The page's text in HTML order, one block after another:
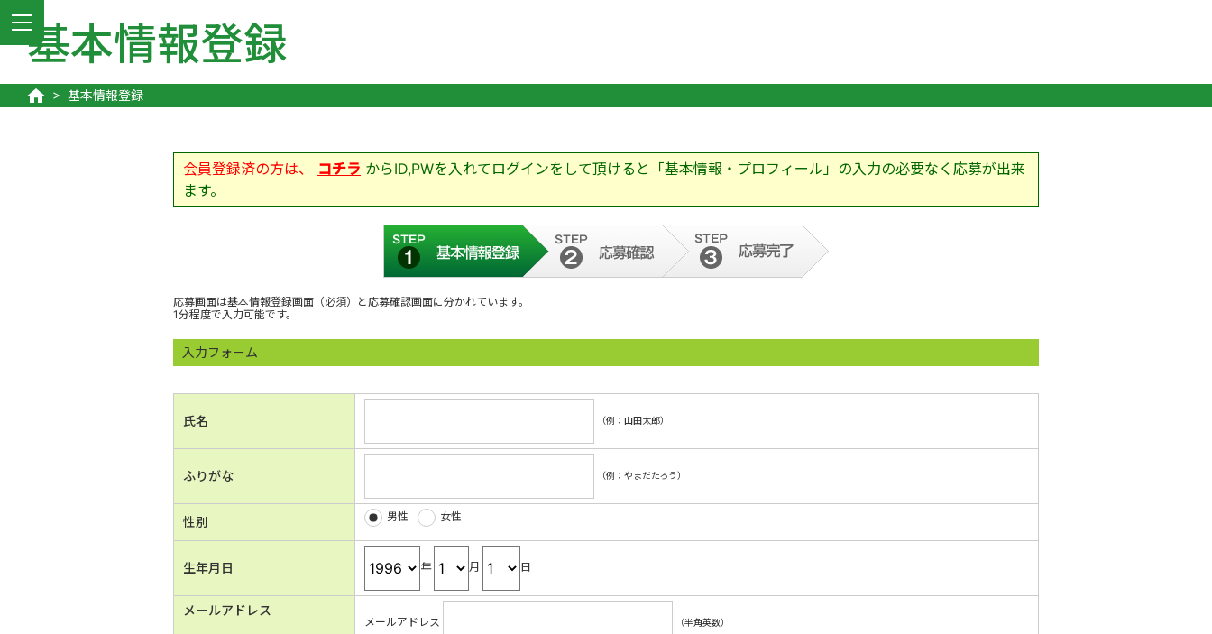
MENU
基本情報登録
基本情報登録
会員登録済の方は、 コチラ からID,PWを入れてログインをして頂けると「基本情報・プロフィール」の入力の必要なく応募が出来
ます。
応募画面は基本情報登録画面（必須）と応募確認画面に分かれています。
1分程度で入力可能です。
入力フォーム
氏名 （例：山田太郎）
ふりがな （例：やまだたろう）
性別 男性 女性
生年月日 年 月 日
メールアドレス
メールアドレス （半角英数）